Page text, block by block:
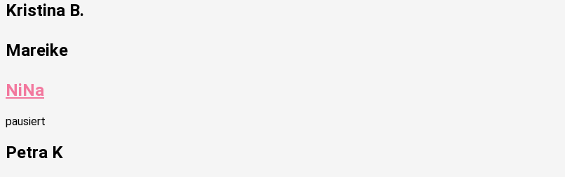
Kristina B.
Mareike
NiNa
pausiert
Petra K